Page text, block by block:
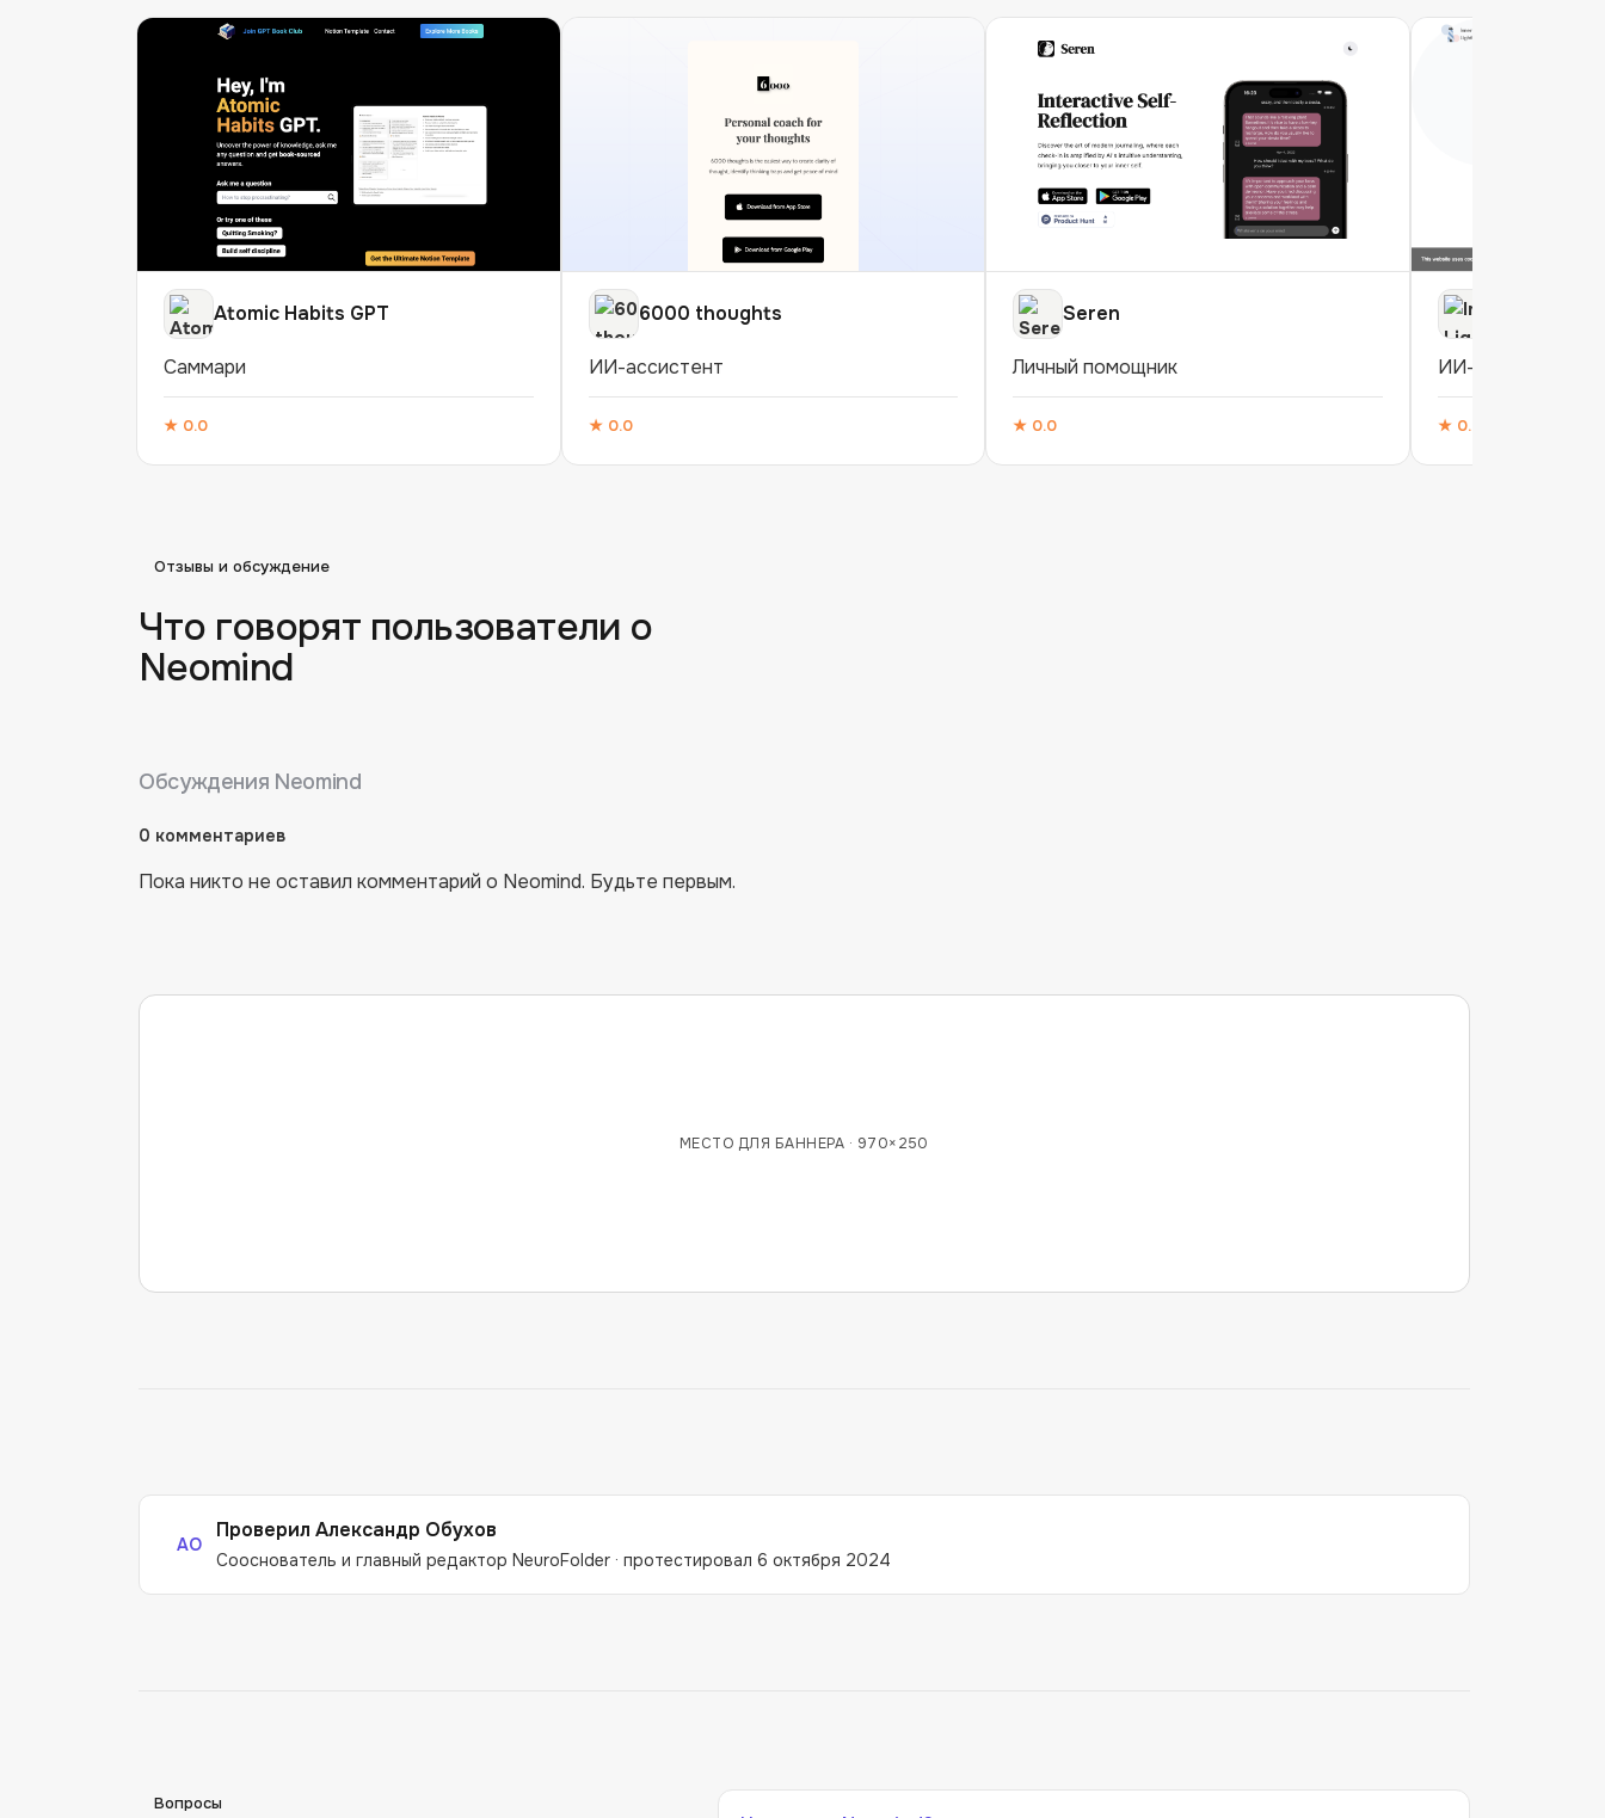
Atomic Habits GPT
Саммари
★ 0.0
6000 thoughts
ИИ-ассистент
★ 0.0
Seren
Личный помощник
★ 0.0
ИИ-ассистент
★ 0.0
Отзывы и обсуждение
Что говорят пользователи о
Neomind
Обсуждения Neomind
0 комментариев
Пока никто не оставил комментарий о Neomind. Будьте первым.
МЕСТО ДЛЯ БАННЕРА · 970×250
АО
Проверил Александр Обухов
Сооснователь и главный редактор NeuroFolder · протестировал 6 октября 2024
Вопросы